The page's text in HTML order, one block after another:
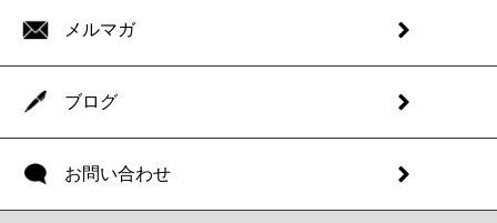
メルマガ
ブログ
お問い合わせ